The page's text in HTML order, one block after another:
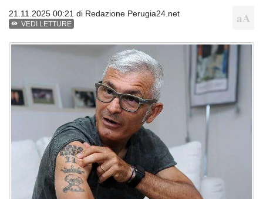
21.11.2025 00:21 di Redazione Perugia24.net
VEDI LETTURE